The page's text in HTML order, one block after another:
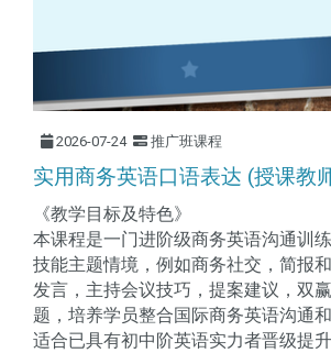
2026-07-24 推广班课程
实用商务英语口语表达 (授课教
《教学目标及特色》
本课程是一门进阶级商务英语沟通训
技能主题情境，例如商务社交，简报
发言，主持会议技巧，提案建议，双
题，培养学员整合国际商务英语沟通
适合已具有初中阶英语实力者晋级提